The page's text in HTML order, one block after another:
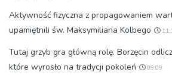
Aktywność fizyczna z propagowaniem
upamiętnili św. Maksymiliana Kolbego
Tutaj grzyb gra główną rolę. Borzęcin
które wyrosło na tradycji pokoleń
09:09